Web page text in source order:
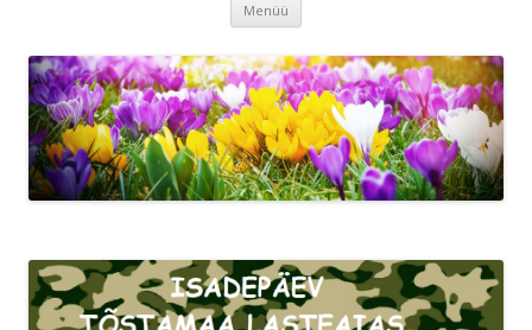
Menüü